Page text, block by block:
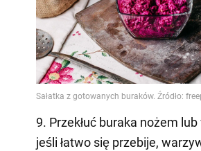
9. Przekłuć buraka nożem
jeśli łatwo się przebije,